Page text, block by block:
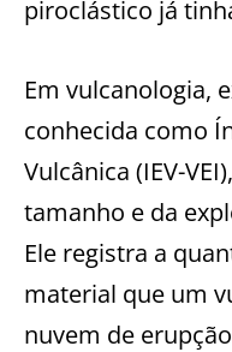
piroclástico já
Em vulcanologia,
conhecida como
Vulcânica (IEV-
tamanho e da
Ele registra a
material que um
nuvem de